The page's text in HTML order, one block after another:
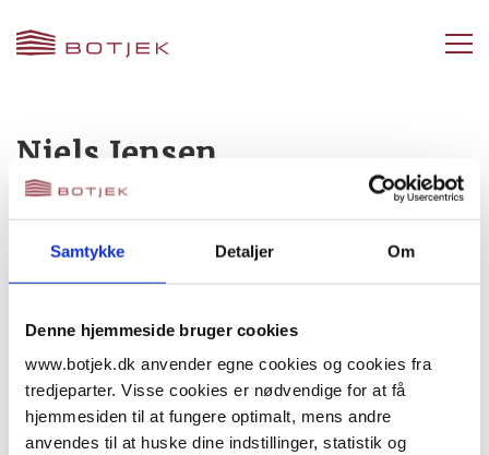
Samtykke Detaljer Om
Denne hjemmeside bruger cookies
www.botjek.dk anvender egne cookies og cookies fra
tredjeparter. Visse cookies er nødvendige for at få
hjemmesiden til at fungere optimalt, mens andre
anvendes til at huske dine indstillinger, statistik og
Niels Jensen
ELTEKNIKER
+45 42 60 48 16
nje@botjek.dk
Download vCard
Niels Jensen erelteknikerhosBotjek Center
Nordjylland.